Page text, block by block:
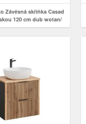
Závěsná skříňka Casad
120 cm dub wotan/